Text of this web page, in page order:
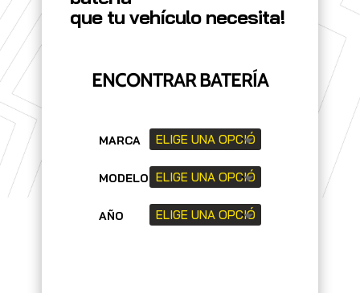
que tu vehículo necesita!
ENCONTRAR BATERÍA
MARCA
MODELO
AÑO